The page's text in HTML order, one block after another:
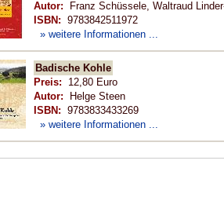
Autor: Franz Schüssele, Waltraud
ISBN: 9783842511972
» weitere Informationen ...
Badische Kohle
Preis: 12,80 Euro
Autor: Helge Steen
ISBN: 9783833433269
» weitere Informationen ...